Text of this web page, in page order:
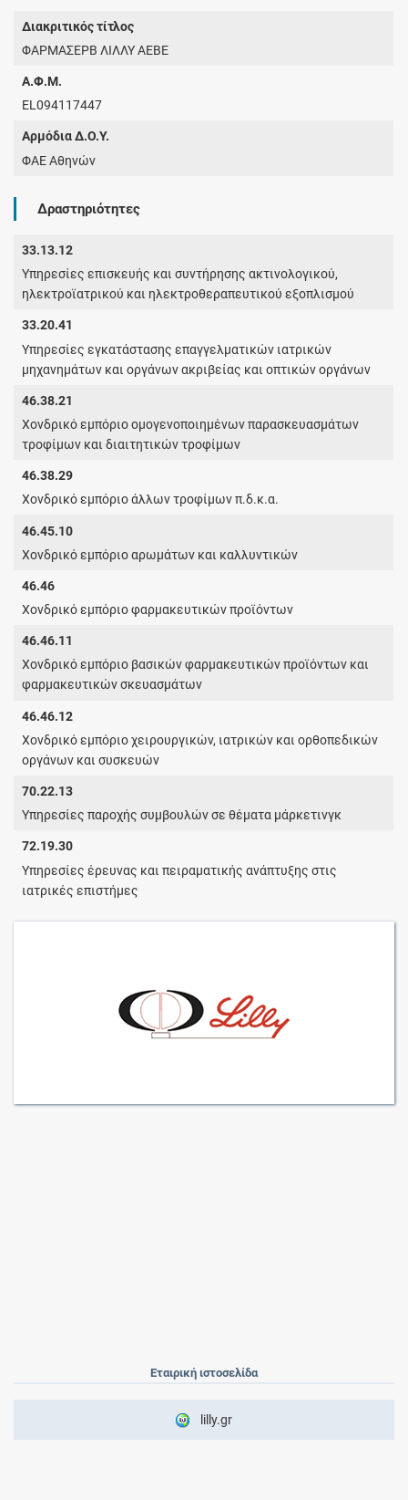
Διακριτικός τίτλος
ΦΑΡΜΑΣΕΡΒ ΛΙΛΛΥ ΑΕΒΕ
Α.Φ.Μ.
EL094117447
Αρμόδια Δ.Ο.Υ.
ΦΑΕ Αθηνών
Δραστηριότητες
33.13.12
Υπηρεσίες επισκευής και συντήρησης ακτινολογικού,
ηλεκτροϊατρικού και ηλεκτροθεραπευτικού εξοπλισμού
33.20.41
Υπηρεσίες εγκατάστασης επαγγελματικών ιατρικών
μηχανημάτων και οργάνων ακριβείας και οπτικών οργάνων
46.38.21
Χονδρικό εμπόριο ομογενοποιημένων παρασκευασμάτων
τροφίμων και διαιτητικών τροφίμων
46.38.29
Χονδρικό εμπόριο άλλων τροφίμων π.δ.κ.α.
46.45.10
Χονδρικό εμπόριο αρωμάτων και καλλυντικών
46.46
Χονδρικό εμπόριο φαρμακευτικών προϊόντων
46.46.11
Χονδρικό εμπόριο βασικών φαρμακευτικών προϊόντων και
φαρμακευτικών σκευασμάτων
46.46.12
Χονδρικό εμπόριο χειρουργικών, ιατρικών και ορθοπεδικών
οργάνων και συσκευών
70.22.13
Υπηρεσίες παροχής συμβουλών σε θέματα μάρκετινγκ
72.19.30
Υπηρεσίες έρευνας και πειραματικής ανάπτυξης στις
ιατρικές επιστήμες
Εταιρική ιστοσελίδα
lilly.gr